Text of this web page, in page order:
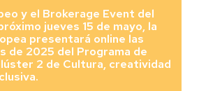
y el Brokerage Event del
jueves 15 de mayo, la
presentará online las
de 2025 del Programa de
2 de Cultura, creatividad